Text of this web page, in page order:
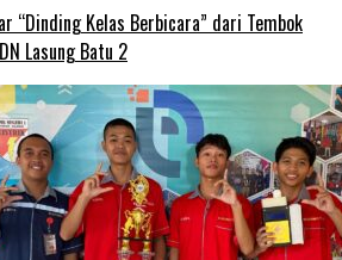
“Dinding Kelas Berbicara” dari Tembok
Lasung Batu 2